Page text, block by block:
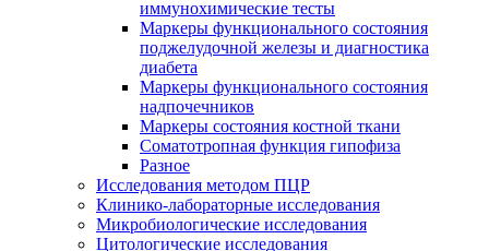
иммунохимические тесты
Маркеры функционального состояния
поджелудочной железы и диагностика
диабета
Маркеры функционального состояния
надпочечников
Маркеры состояния костной ткани
Соматотропная функция гипофиза
Разное
Исследования методом ПЦР
Клинико-лабораторные исследования
Микробиологические исследования
Цитологические исследования